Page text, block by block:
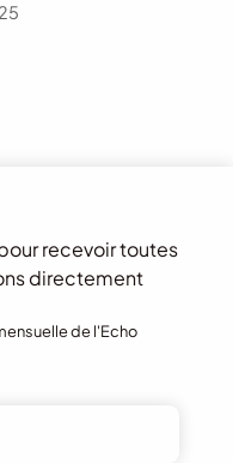
recevoir toutes
directement
de l'Echo